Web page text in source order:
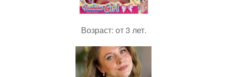
Возраст: от 3 лет.